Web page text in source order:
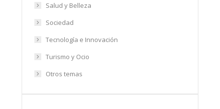
Salud y Belleza
Sociedad
Tecnología e Innovación
Turismo y Ocio
Otros temas